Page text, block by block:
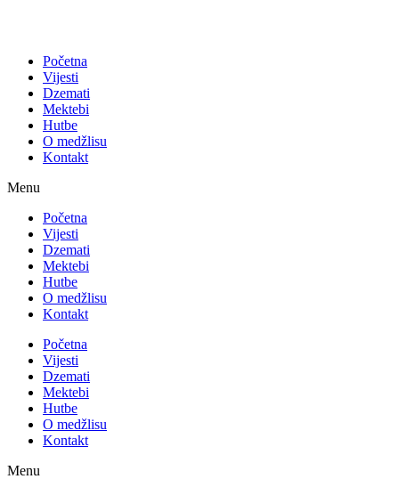
Početna
Vijesti
Dzemati
Mektebi
Hutbe
O medžlisu
Kontakt
Menu
Početna
Vijesti
Dzemati
Mektebi
Hutbe
O medžlisu
Kontakt
Početna
Vijesti
Dzemati
Mektebi
Hutbe
O medžlisu
Kontakt
Menu